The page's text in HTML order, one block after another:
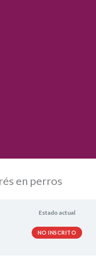
en perros
Estado actual
NO INSCRITO